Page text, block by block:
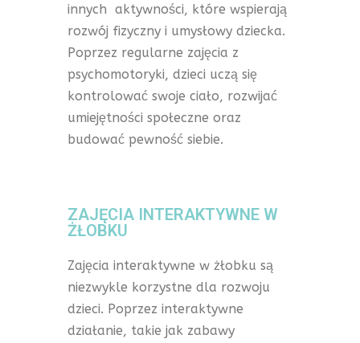
innych aktywności, które wspierają
rozwój fizyczny i umysłowy dziecka.
Poprzez regularne zajęcia z
psychomotoryki, dzieci uczą się
kontrolować swoje ciało, rozwijać
umiejętności społeczne oraz
budować pewność siebie.
ZAJĘCIA INTERAKTYWNE W
ŻŁOBKU
Zajęcia interaktywne w żłobku są
niezwykle korzystne dla rozwoju
dzieci. Poprzez interaktywne
działanie, takie jak zabawy